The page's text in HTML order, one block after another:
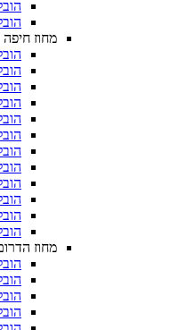
מחוז חיפה
מחוז